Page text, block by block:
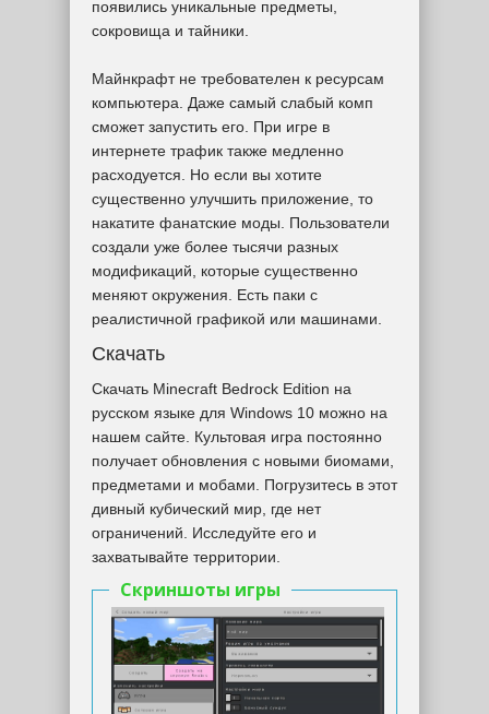
появились уникальные предметы,
сокровища и тайники.
Майнкрафт не требователен к ресурсам
компьютера. Даже самый слабый комп
сможет запустить его. При игре в
интернете трафик также медленно
расходуется. Но если вы хотите
существенно улучшить приложение, то
накатите фанатские моды. Пользователи
создали уже более тысячи разных
модификаций, которые существенно
меняют окружения. Есть паки с
реалистичной графикой или машинами.
Скачать
Скачать Minecraft Bedrock Edition на
русском языке для Windows 10 можно на
нашем сайте. Культовая игра постоянно
получает обновления с новыми биомами,
предметами и мобами. Погрузитесь в этот
дивный кубический мир, где нет
ограничений. Исследуйте его и
захватывайте территории.
Скриншоты игры